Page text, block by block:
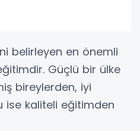
belirleyen en önemli
Güçlü bir ülke
bireylerden, iyi
ise kaliteli eğitimden